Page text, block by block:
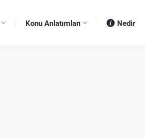
Konu Anlatımları Nedir